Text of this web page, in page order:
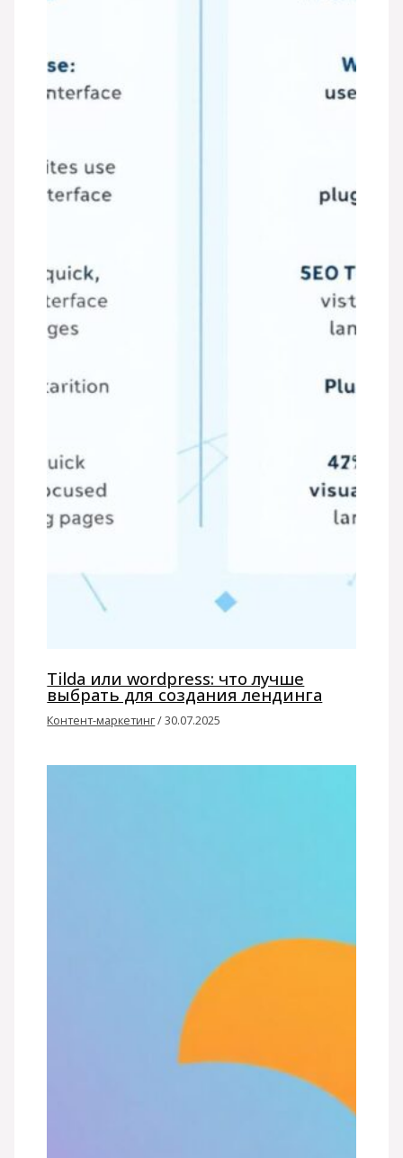
Tilda или wordpress: что лучше
выбрать для создания лендинга
Контент-маркетинг/30.07.2025